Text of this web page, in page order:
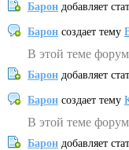
Барон добавляет
Барон создает тему
В этой теме
Барон добавляет
Барон создает тему
В этой теме
Барон добавляет